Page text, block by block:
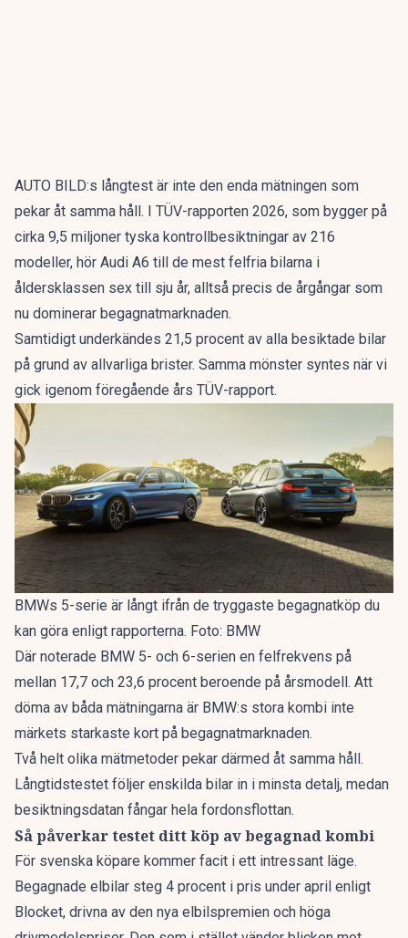
AUTO BILD:s långtest är inte den enda mätningen som
pekar åt samma håll. I TÜV-rapporten 2026, som bygger på
cirka 9,5 miljoner tyska kontrollbesiktningar av 216
modeller, hör Audi A6 till de mest felfria bilarna i
åldersklassen sex till sju år, alltså precis de årgångar som
nu dominerar begagnatmarknaden.
Samtidigt underkändes 21,5 procent av alla besiktade bilar
på grund av allvarliga brister. Samma mönster syntes när vi
gick igenom föregående års TÜV-rapport.
BMWs 5-serie är långt ifrån de tryggaste begagnatköp du
kan göra enligt rapporterna. Foto: BMW
Där noterade BMW 5- och 6-serien en felfrekvens på
mellan 17,7 och 23,6 procent beroende på årsmodell. Att
döma av båda mätningarna är BMW:s stora kombi inte
märkets starkaste kort på begagnatmarknaden.
Två helt olika mätmetoder pekar därmed åt samma håll.
Långtidstestet följer enskilda bilar in i minsta detalj, medan
besiktningsdatan fångar hela fordonsflottan.
Så påverkar testet ditt köp av begagnad kombi
För svenska köpare kommer facit i ett intressant läge.
Begagnade elbilar steg 4 procent i pris under april enligt
Blocket, drivna av den nya elbilspremien och höga